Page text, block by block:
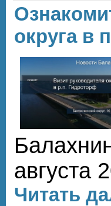
округа в
августа
Читать